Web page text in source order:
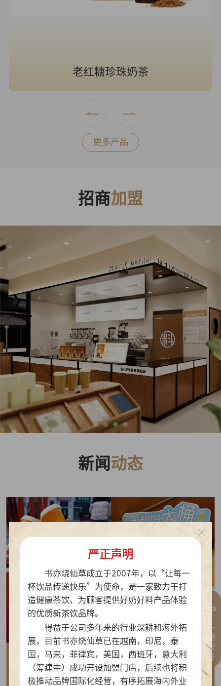
一键拨号
老红糖珍珠奶茶
更多产品
招商加盟
新闻 动态
2026-07-30
做实亲民茶饮！书亦烧仙草以“有料品类之王”拿
严正声明
书亦烧仙草成立于2007年，以“让每一
杯饮品传递快乐”为使命，是一家致力于打
造健康茶饮、为顾客提供好奶好料产品体验
的优质新茶饮品牌。
得益于公司多年来的行业深耕和海外拓
展，目前书亦烧仙草已在越南，印尼，泰
国，马来，菲律宾，美国，西班牙，意大利
（筹建中）成功开设加盟门店，后续也将积
极推动品牌国际化经营，有序拓展海内外业